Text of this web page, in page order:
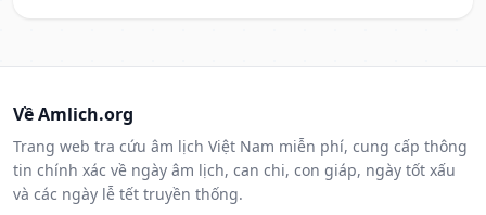
Về Amlich.org
Trang web tra cứu âm lịch Việt Nam miễn phí, cung cấp thông
tin chính xác về ngày âm lịch, can chi, con giáp, ngày tốt xấu
và các ngày lễ tết truyền thống.